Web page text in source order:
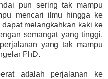
pun sering tak mampu
mencari ilmu hingga ke
melangkahkan kaki ke
semangat yang tinggi.
yang tak mampu
PhD.
adalah perjalanan ke